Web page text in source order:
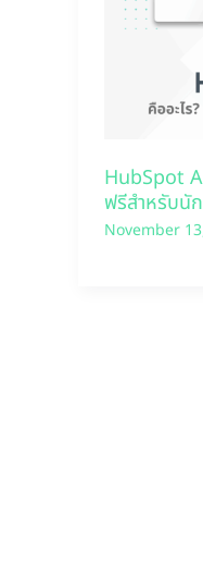
HubSpot
ฟรีสำหรับนั
November